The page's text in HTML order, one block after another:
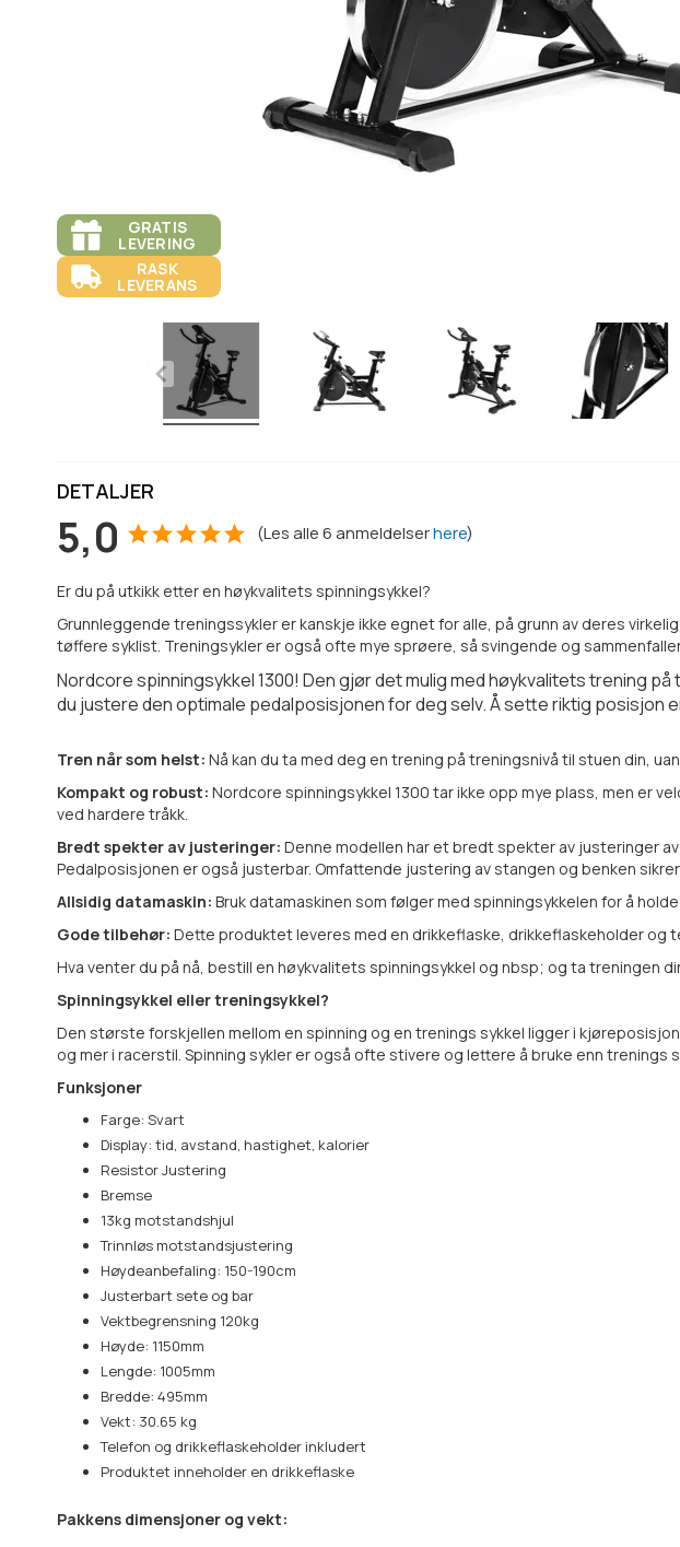
GRATIS
LEVERING
RASK
LEVERANS
DETALJER
5,0 (Les alle6anmeldelserhere)
Er du på utkikk etter en høykvalitets spinningsykkel?
Grunnleggende treningssykler er kanskje ikke egnet for alle, på grunn av deres
tøffere syklist. Treningsykler er også ofte mye sprøere, så svingende og
Nordcore spinningsykkel 1300! Den gjør det mulig med høykvalitets trening
du justere den optimale pedalposisjonen for deg selv. Å sette riktig posisjon
Tren når som helst: Nå kan du ta med deg en trening på treningsnivå til stuen din,
Kompakt og robust: Nordcore spinningsykkel 1300 tar ikke opp mye plass, men er
ved hardere tråkk.
Bredt spekter av justeringer: Denne modellen har et bredt spekter av justeringer
Pedalposisjonen er også justerbar. Omfattende justering av stangen og benken
Allsidig datamaskin: Bruk datamaskinen som følger med spinningsykkelen for å
Gode tilbehør: Dette produktet leveres med en drikkeflaske, drikkeflaskeholder og
Hva venter du på nå, bestill en høykvalitets spinningsykkel og nbsp; og ta treningen
Spinningsykkel eller treningsykkel?
Den største forskjellen mellom en spinning og en trenings sykkel ligger i
og mer i racerstil. Spinning sykler er også ofte stivere og lettere å bruke enn
Funksjoner
Farge: Svart
Display: tid, avstand, hastighet, kalorier
Resistor Justering
Bremse
13kg motstandshjul
Trinnløs motstandsjustering
Høydeanbefaling: 150-190cm
Justerbart sete og bar
Vektbegrensning 120kg
Høyde: 1150mm
Lengde: 1005mm
Bredde: 495mm
Vekt: 30.65 kg
Telefon og drikkeflaskeholder inkludert
Produktet inneholder en drikkeflaske
Pakkens dimensjoner og vekt: